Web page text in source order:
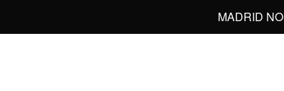
MADRID